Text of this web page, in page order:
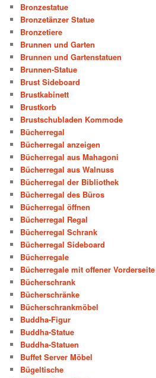
Bronzestatue
Bronzetänzer Statue
Bronzetiere
Brunnen und Garten
Brunnen und Gartenstatuen
Brunnen-Statue
Brust Sideboard
Brustkabinett
Brustkorb
Brustschubladen Kommode
Bücherregal
Bücherregal anzeigen
Bücherregal aus Mahagoni
Bücherregal aus Walnuss
Bücherregal der Bibliothek
Bücherregal des Büros
Bücherregal öffnen
Bücherregal Regal
Bücherregal Schrank
Bücherregal Sideboard
Bücherregale
Bücherregale mit offener Vorderseite
Bücherschrank
Bücherschränke
Bücherschrankmöbel
Buddha-Figur
Buddha-Statue
Buddha-Statuen
Buffet Server Möbel
Bügeltische